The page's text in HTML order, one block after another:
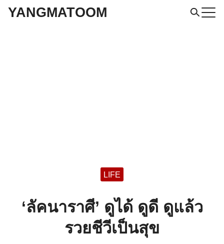
SkipYANGMATOOM
LIFE
‘ลัคนาราศี’ ดูได้ ดูดี ดูแล้ว
รวยชีวีเป็นสุข